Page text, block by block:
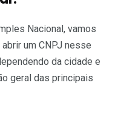
Nacional, vamos
um CNPJ nesse
da cidade e
geral das principais